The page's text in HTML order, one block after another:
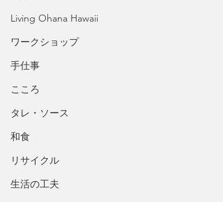
Living Ohana Hawaii
ワークショップ
手仕事
こころ
タレ・ソース
和食
リサイクル
生活の工夫